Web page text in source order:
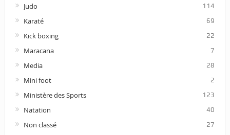
Judo 114
Karaté 69
Kick boxing 22
Maracana 7
Media 28
Mini foot 2
Ministère des Sports 123
Natation 40
Non classé 27